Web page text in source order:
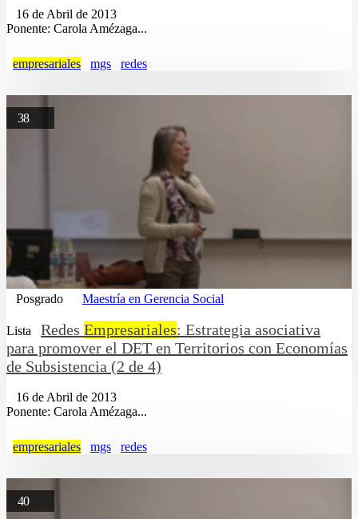
16 de Abril de 2013
Ponente: Carola Amézaga...
empresariales mgs redes
38
Posgrado Maestría en Gerencia Social
Lista Redes Empresariales: Estrategia asociativa
para promover el DET en Territorios con Economías
de Subsistencia (2 de 4)
16 de Abril de 2013
Ponente: Carola Amézaga...
empresariales mgs redes
40